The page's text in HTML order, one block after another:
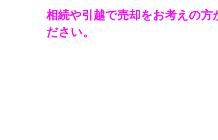
相続や引越で売却をお考えの
ださい。